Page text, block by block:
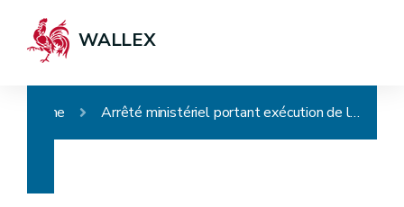
WALLEX
Home Arrêté ministériel portant exécution de l'arrêté du Gouvernement wallon du 22 avril 2021 relatif à l'octroi d'une indemnité spécifique à destination du secteur des transports de voyageurs